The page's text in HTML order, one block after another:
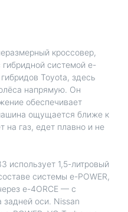
кроссовер,
системой e-
Toyota, здесь
напрямую. Он
обеспечивает
ощущается ближе к
на газ, едет плавно и не
использует 1,5-литровый
системы e-POWER,
e-4ORCE — с
задней оси. Nissan